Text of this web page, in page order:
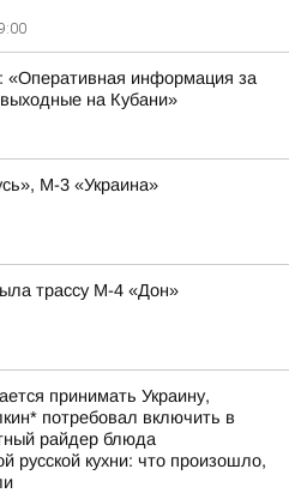
информация за
на Кубани»
М-3 «Украина»
трассу М-4 «Дон»
принимать Украину,
потребовал включить в
райдер блюда
русской кухни: что произошло,